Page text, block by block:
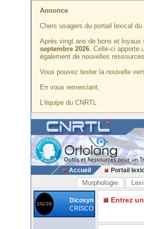
Annonce
Chers usagers du portail lexical du
Après vingt ans de bons et
septembre 2026. Celle-ci apporte
également de nouvelles
Vous pouvez tester la nouvelle
En vous remerciant,
L'équipe du CNRTL
Accueil Portail
Morphologie
Dicosyn
CRISCO
Entrez